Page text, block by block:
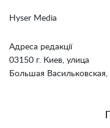
Hyser Media
Адреса редакції
03150 г. Киев, улица
Большая Васильковская,